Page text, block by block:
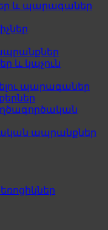
և պարագաներ
և կպչուն
պարագաներ
ապրանքներ